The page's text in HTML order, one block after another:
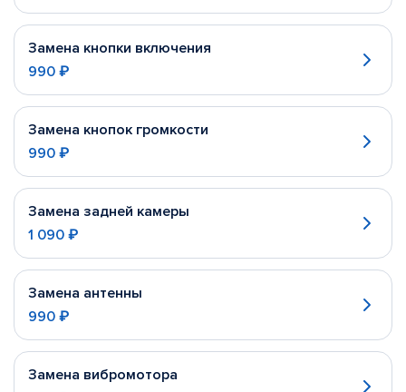
Замена кнопки включения
990 ₽
Замена кнопок громкости
990 ₽
Замена задней камеры
1 090 ₽
Замена антенны
990 ₽
Замена вибромотора